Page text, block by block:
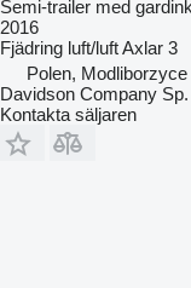
Semi-trailer med
2016
Fjädring luft/luftAxlar 3
Polen, Modliborzyce
Davidson Company
Kontakta säljaren